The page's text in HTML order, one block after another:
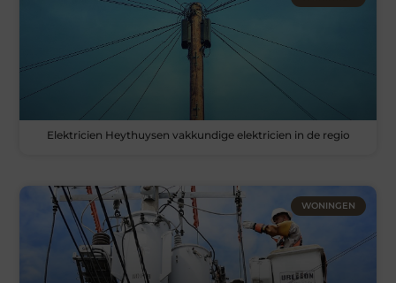
Elektricien Heythuysen vakkundige elektricien in de regio
WONINGEN